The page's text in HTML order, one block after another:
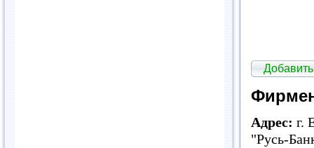
Адрес: г.
"Русь-